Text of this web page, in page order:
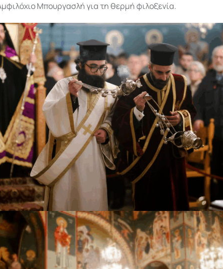
Μπουργασλή για τη θερμή φιλοξενία.